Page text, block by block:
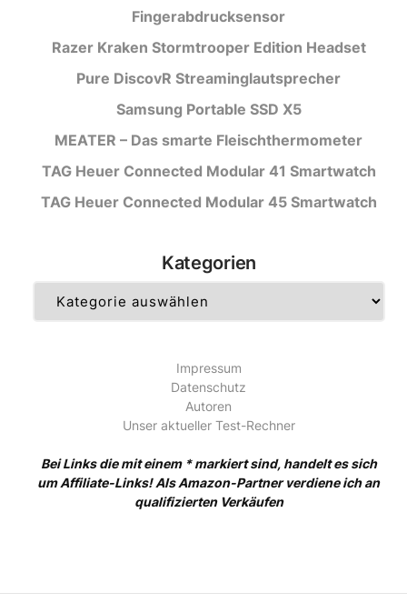
Fingerabdrucksensor
Razer Kraken Stormtrooper Edition Headset
Pure DiscovR Streaminglautsprecher
Samsung Portable SSD X5
MEATER – Das smarte Fleischthermometer
TAG Heuer Connected Modular 41 Smartwatch
TAG Heuer Connected Modular 45 Smartwatch
Kategorien
Impressum
Datenschutz
Autoren
Unser aktueller Test-Rechner
Bei Links die mit einem * markiert sind, handelt es sich
um Affiliate-Links! Als Amazon-Partner verdiene ich an
qualifizierten Verkäufen